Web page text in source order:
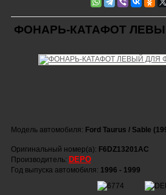
ФОНАРЬ-КАТАФОТ
Модель автомобиля: Ford Taurus / Sable
Оригинальный номер(а): F6DZ13201AC
Производитель: DEPO
Год выпуска автомобиля: 1996 - 1999